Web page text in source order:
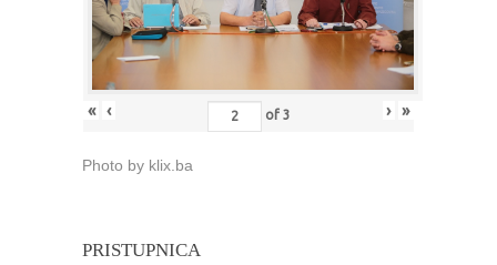
« ‹ of 3 › »
Photo by klix.ba
PRISTUPNICA